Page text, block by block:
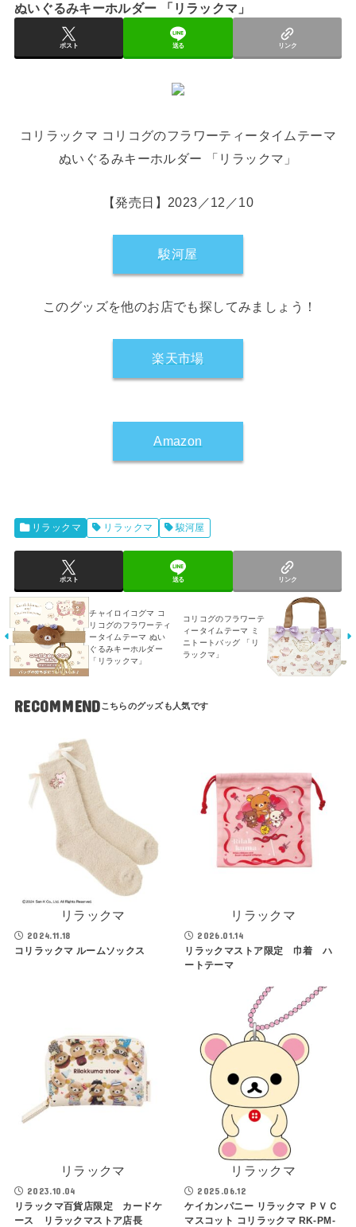
ぬいぐるみキーホルダー 「リラックマ」
ポスト 送る リンク
コリラックマ コリコグのフラワーティータイムテーマ
ぬいぐるみキーホルダー 「リラックマ」
【発売日】2023／12／10
駿河屋
このグッズを他のお店でも探してみましょう！
楽天市場
Amazon
リラックマ リラックマ 駿河屋
ポスト 送る リンク
チャイロイコグマ コ
リコグのフラワーティ
ータイムテーマ ぬい
ぐるみキーホルダー
「リラックマ」
コリコグのフラワーテ
ィータイムテーマ ミ
ニトートバッグ 「リ
ラックマ」
RECOMMEND
リラックマ
2024.11.18
コリラックマ ルームソックス
リラックマ
2026.01.14
リラックマストア限定 巾着 ハ
ートテーマ
リラックマ
2023.10.04
リラックマ百貨店限定 カードケ
ース リラックマストア店長
リラックマ
2025.06.12
ケイカンパニー リラックマ ＰＶＣ
マスコット コリラックマ RK-PM-